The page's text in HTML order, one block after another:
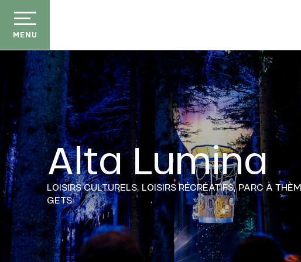
contenu
principal
MENU
Alta Lumina
LOISIRS CULTURELS, LOISIRS RÉCRÉATIFS,PARC À
GETS